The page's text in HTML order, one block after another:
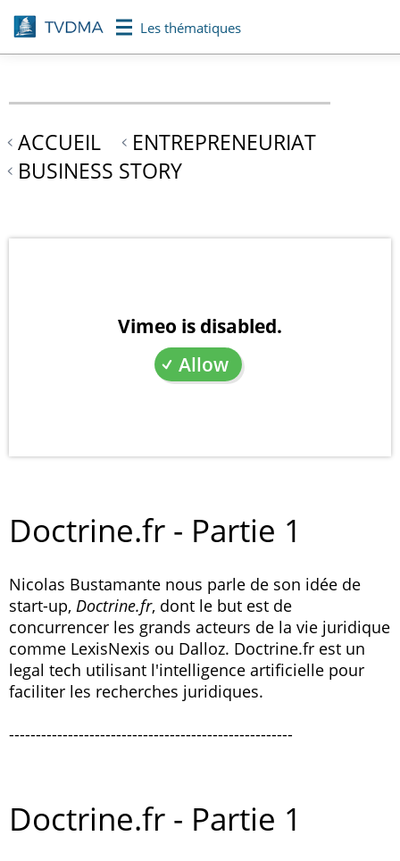
Aller
au
contenu
Les thématiques
ACCUEIL
ENTREPRENEURIAT
BUSINESS STORY
Vimeo is disabled.
Allow
Doctrine.fr - Partie 1
Nicolas Bustamante nous parle de son idée de
start-up, Doctrine.fr, dont le but est de
concurrencer les grands acteurs de la vie juridique
comme LexisNexis ou Dalloz. Doctrine.fr est un
legal tech utilisant l'intelligence artificielle pour
faciliter les recherches juridiques.
-----------------------------------------------------
Doctrine.fr - Partie 1